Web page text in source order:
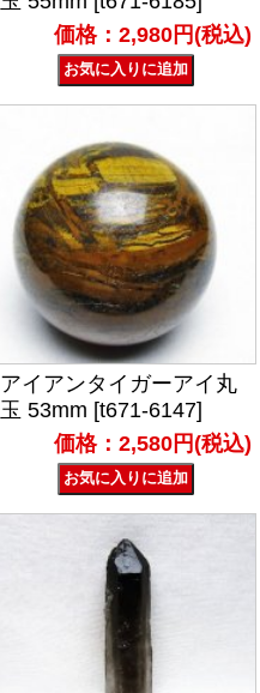
価格：2,980円(税込)
アイアンタイガーアイ丸
玉 53mm [t671-6147]
価格：2,580円(税込)